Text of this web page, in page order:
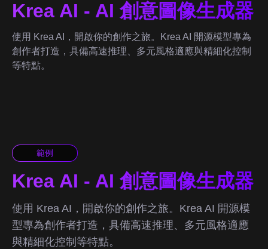
Krea AI - AI 創意圖像生成器
使用 Krea AI，開啟你的創作之旅。Krea AI 開源模型專為
創作者打造，具備高速推理、多元風格適應與精細化控制
等特點。
範例
Krea AI - AI 創意圖像生成器
使用 Krea AI，開啟你的創作之旅。Krea AI 開源模
型專為創作者打造，具備高速推理、多元風格適應
與精細化控制等特點。